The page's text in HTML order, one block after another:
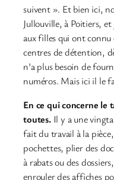
suivent ». Et bien ici,
Jullouville, à Poitiers,
aux filles qui ont connu
centres de détention,
n’a plus besoin de
numéros. Mais ici il le
En ce qui concerne le
toutes.Il y a une
fait du travail à la
pochettes, plier des
à rabats ou des
enrouler des affiches